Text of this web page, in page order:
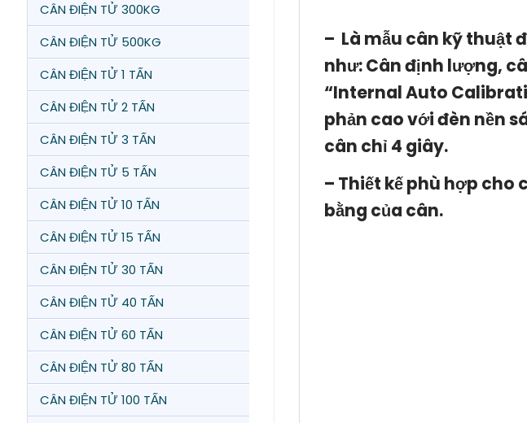
CÂN ĐIỆN TỬ 300KG
CÂN ĐIỆN TỬ 500KG
CÂN ĐIỆN TỬ 1 TẤN
CÂN ĐIỆN TỬ 2 TẤN
CÂN ĐIỆN TỬ 3 TẤN
CÂN ĐIỆN TỬ 5 TẤN
CÂN ĐIỆN TỬ 10 TẤN
CÂN ĐIỆN TỬ 15 TẤN
CÂN ĐIỆN TỬ 30 TẤN
CÂN ĐIỆN TỬ 40 TẤN
CÂN ĐIỆN TỬ 60 TẤN
CÂN ĐIỆN TỬ 80 TẤN
CÂN ĐIỆN TỬ 100 TẤN
– Là mẫu cân kỹ thuật
như: Cân định lượng,
“Internal Auto
phản cao với đèn nền
cân chỉ 4 giây.
– Thiết kế phù hợp
bằng của cân.